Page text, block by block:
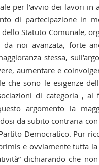
per l’avvio dei lavori in
di partecipazione in
dello Statuto Comunale,
noi avanzata, forte
stessa,
aumentare e
sono le esigenze
di categoria ,
argomento la
da subito contraria
Democratico. Pur
e ovviamente tutta
dichiarando che